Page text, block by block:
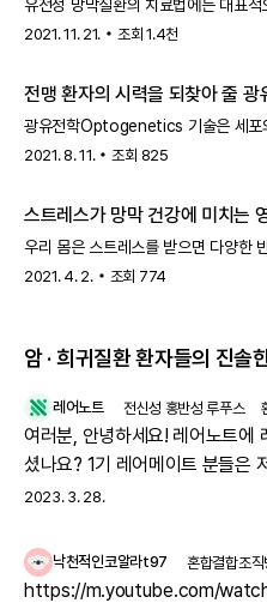
유전성 망막질환의 치료법에는 대표
치료하는 유전자 치료와 새로운 세포를
2021. 11. 21. 조회1.4천
전맹 환자의 시력을 되찾아 줄 광
광유전학Optogenetics 기술은 세포
유전자 치료의 일종으로, 광수용체가
2021. 8. 11. 조회 825
스트레스가 망막 건강에 미치는
우리 몸은 스트레스를 받으면 다양한
스트레스에 맞서 코르티솔Cortisol이
2021. 4. 2. 조회 774
암 · 희귀질환 환자들의 진솔
레어노트 전신성 홍반성 루푸스
여러분, 안녕하세요! 레어노트에
셨나요? 1기 레어메이트 분들은
서 투병기를 상세하게 올려주시
아래 구글 폼을 통해 신청해 주시
드리겠습니다. 많은 관심과 참여 부탁드
2023. 3. 28.
낙천적인코알라t97 혼합결합조직
https://m.youtube.com/